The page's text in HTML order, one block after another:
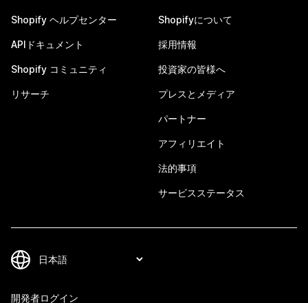
Shopify ヘルプセンター
APIドキュメント
Shopify コミュニティ
リサーチ
Shopifyについて
採用情報
投資家の皆様へ
プレスとメディア
パートナー
アフィリエイト
法的事項
サービスステータス
開発者ログイン